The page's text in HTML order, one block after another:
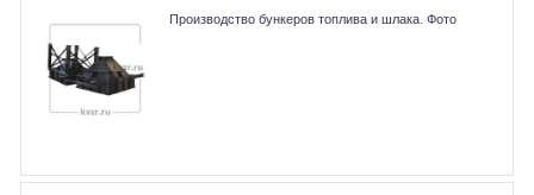
Производство бункеров топлива и шлака. Фото